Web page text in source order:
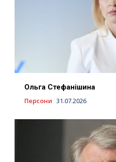
Ольга Стефанішина
Персони 31.07.2026